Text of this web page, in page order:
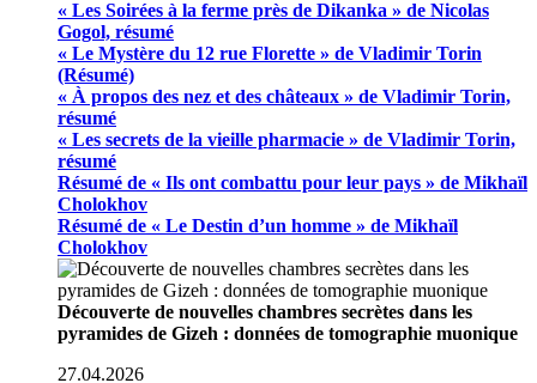
« Les Soirées à la ferme près de Dikanka » de Nicolas
Gogol, résumé
« Le Mystère du 12 rue Florette » de Vladimir Torin
(Résumé)
« À propos des nez et des châteaux » de Vladimir Torin,
résumé
« Les secrets de la vieille pharmacie » de Vladimir Torin,
résumé
Résumé de « Ils ont combattu pour leur pays » de Mikhaïl
Cholokhov
Résumé de « Le Destin d’un homme » de Mikhaïl
Cholokhov
Découverte de nouvelles chambres secrètes dans les
pyramides de Gizeh : données de tomographie muonique
27.04.2026